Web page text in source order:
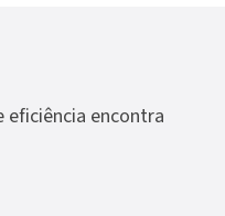
eficiência encontra